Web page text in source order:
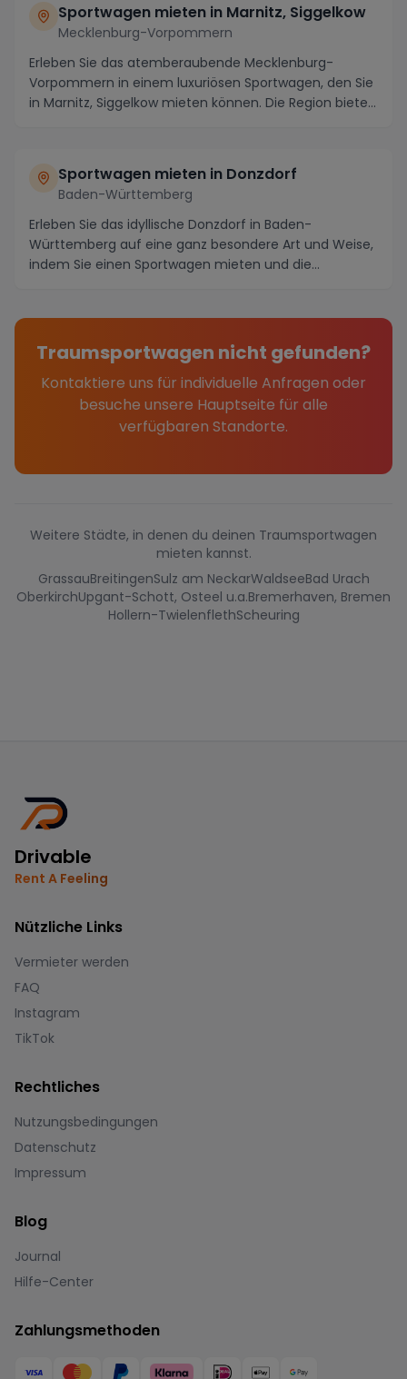
Sportwagen mieten in Marnitz, Siggelkow
Mecklenburg-Vorpommern
Erleben Sie das atemberaubende Mecklenburg-
Vorpommern in einem luxuriösen Sportwagen, den Sie
in Marnitz, Siggelkow mieten können. Die Region bietet
Sportwagen mieten in Donzdorf
Baden-Württemberg
Erleben Sie das idyllische Donzdorf in Baden-
Württemberg auf eine ganz besondere Art und Weise,
indem Sie einen Sportwagen mieten und die
Traumsportwagen nicht gefunden?
Kontaktiere uns für individuelle Anfragen oder
besuche unsere Hauptseite für alle
verfügbaren Standorte.
Weitere Städte, in denen du deinen Traumsportwagen
mieten kannst.
GrassauBreitingenSulz am NeckarWaldseeBad Urach
OberkirchUpgant-Schott, Osteel u.a.Bremerhaven, Bremen
Hollern-TwielenflethScheuring
Drivable
Rent A Feeling
Nützliche Links
Vermieter werden
FAQ
Instagram
TikTok
Rechtliches
Nutzungsbedingungen
Datenschutz
Impressum
Blog
Journal
Hilfe-Center
Zahlungsmethoden